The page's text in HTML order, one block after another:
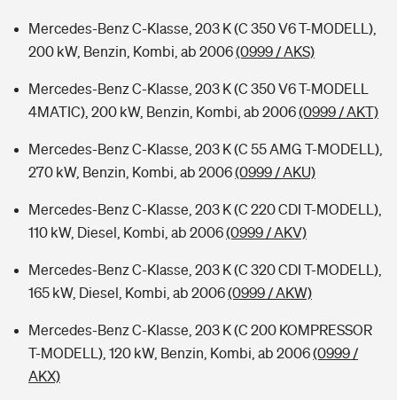
Mercedes-Benz C-Klasse, 203 K (C 350 V6 T-MODELL),
200 kW, Benzin, Kombi, ab 2006(0999 / AKS)
Mercedes-Benz C-Klasse, 203 K (C 350 V6 T-MODELL
4MATIC), 200 kW, Benzin, Kombi, ab 2006(0999 / AKT)
Mercedes-Benz C-Klasse, 203 K (C 55 AMG T-MODELL),
270 kW, Benzin, Kombi, ab 2006(0999 / AKU)
Mercedes-Benz C-Klasse, 203 K (C 220 CDI T-MODELL),
110 kW, Diesel, Kombi, ab 2006(0999 / AKV)
Mercedes-Benz C-Klasse, 203 K (C 320 CDI T-MODELL),
165 kW, Diesel, Kombi, ab 2006(0999 / AKW)
Mercedes-Benz C-Klasse, 203 K (C 200 KOMPRESSOR
T-MODELL), 120 kW, Benzin, Kombi, ab 2006(0999 /
AKX)